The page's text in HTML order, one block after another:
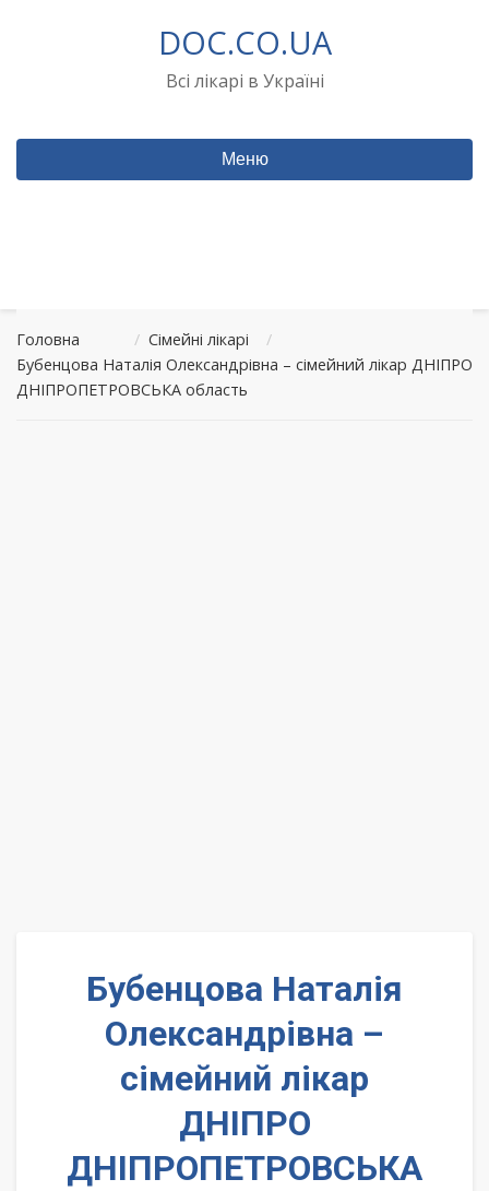
DOC.CO.UA
Всі лікарі в Україні
Меню
Головна / Сімейні лікарі
/
Бубенцова Наталія Олександрівна – сімейний лікар ДНІПРО
ДНІПРОПЕТРОВСЬКА область
Бубенцова Наталія
Олександрівна –
сімейний лікар
ДНІПРО
ДНІПРОПЕТРОВСЬКА